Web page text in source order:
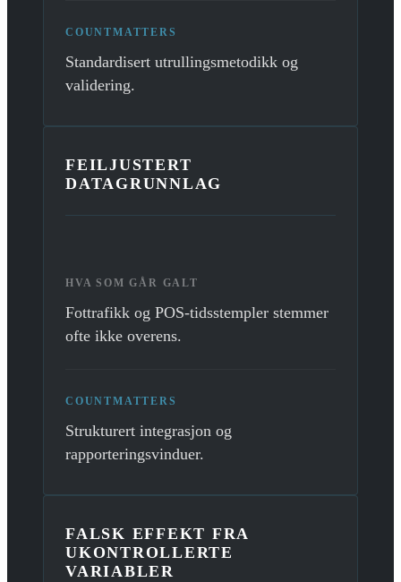
COUNTMATTERS
Standardisert utrullingsmetodikk og
validering.
FEILJUSTERT
DATAGRUNNLAG
HVA SOM GÅR GALT
Fottrafikk og POS-tidsstempler stemmer
ofte ikke overens.
COUNTMATTERS
Strukturert integrasjon og
rapporteringsvinduer.
FALSK EFFEKT FRA
UKONTROLLERTE
VARIABLER